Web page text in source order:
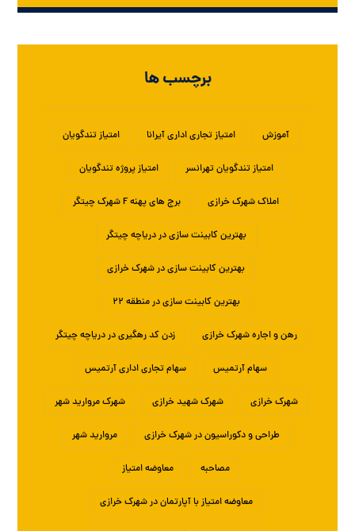
برچسب ها
آموزش امتیاز تجاری اداری آیرانا امتیاز تندگویان
امتیاز تندگویان تهرانسر امتیاز پروژه تندگویان
املاک شهرک خرازی برج های پهنه F شهرک چیتگر
بهترین کابینت سازی در دریاچه چیتگر
بهترین کابینت سازی در شهرک خرازی
بهترین کابینت سازی در منطقه ۲۲
رهن و اجاره شهرک خرازی زدن کد رهگیری در دریاچه چیتگر
سهام آرتمیس سهام تجاری اداری آرتمیس
شهرک خرازی شهرک شهید خرازی شهرک مروارید شهر
طراحی و دکوراسیون در شهرک خرازی مروارید شهر
مصاحبه معاوضه امتیاز
معاوضه امتیاز با آپارتمان در شهرک خرازی